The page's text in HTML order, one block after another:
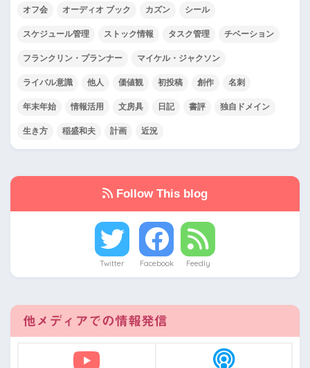
オフ会 オーディオ ブック カズン シール
スケジュール管理 ストック情報 タスク管理 チベーション
フランクリン・プランナー マイケル・ジャクソン
ライバル意識 他人 価値観 初投稿 創作 名刺
年末年始 情報活用 文房具 日記 書評 独自ドメイン
生き方 稲盛和夫 計画 近況
Follow This blog
Twitter Facebook Feedly
他メディアでの情報発信